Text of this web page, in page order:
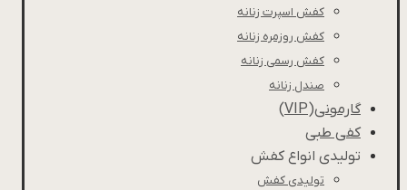
کفش اسپرت زنانه
کفش روزمره زنانه
کفش رسمی زنانه
صندل زنانه
گارمونی(VIP)
کفی طبی
تولیدی انواع کفش
تولیدی کفش